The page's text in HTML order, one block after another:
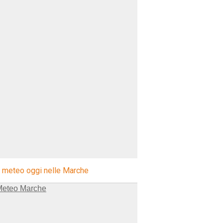
meteo oggi nelle Marche